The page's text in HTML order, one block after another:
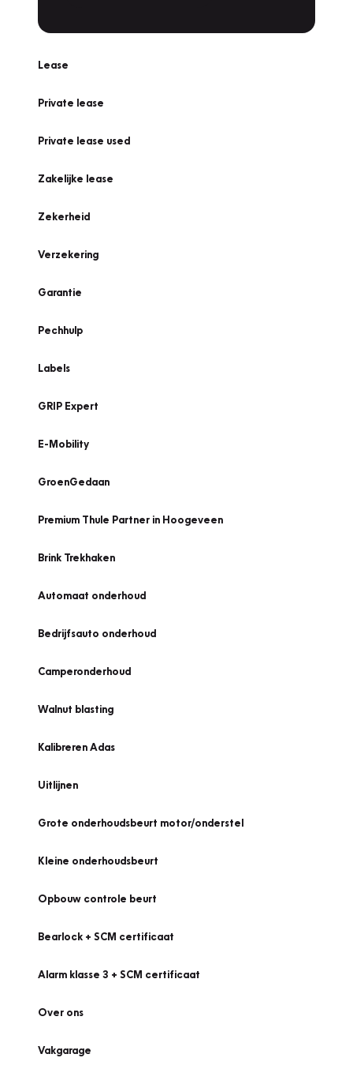
Lease
Private lease
Private lease used
Zakelijke lease
Zekerheid
Verzekering
Garantie
Pechhulp
Labels
GRIP Expert
E-Mobility
GroenGedaan
Premium Thule Partner in Hoogeveen
Brink Trekhaken
Automaat onderhoud
Bedrijfsauto onderhoud
Camperonderhoud
Walnut blasting
Kalibreren Adas
Uitlijnen
Grote onderhoudsbeurt motor/onderstel
Kleine onderhoudsbeurt
Opbouw controle beurt
Bearlock + SCM certificaat
Alarm klasse 3 + SCM certificaat
Over ons
Vakgarage